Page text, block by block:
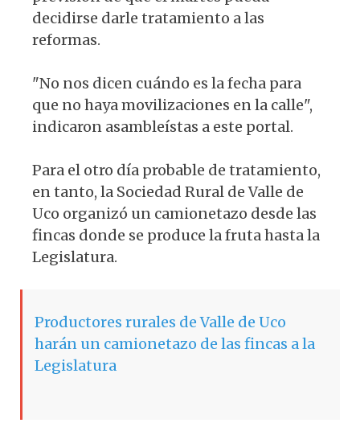
decidirse darle tratamiento a las
reformas.
"No nos dicen cuándo es la fecha para
que no haya movilizaciones en la calle",
indicaron asambleístas a este portal.
Para el otro día probable de tratamiento,
en tanto, la Sociedad Rural de Valle de
Uco organizó un camionetazo desde las
fincas donde se produce la fruta hasta la
Legislatura.
Productores rurales de Valle de Uco
harán un camionetazo de las fincas a la
Legislatura